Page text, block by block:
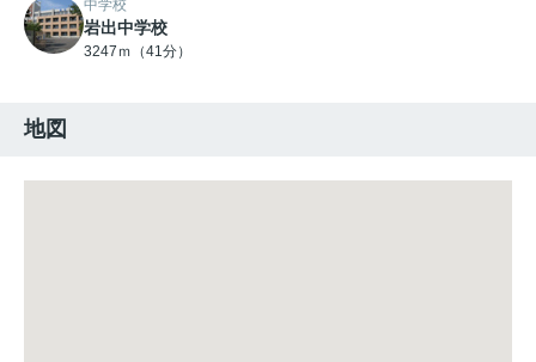
中学校
岩出中学校
3247ｍ（41分）
地図